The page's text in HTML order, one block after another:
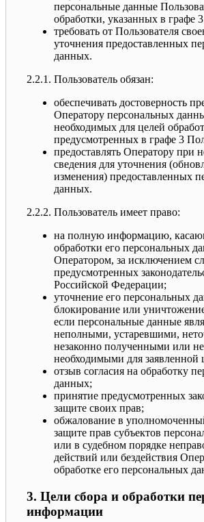
персональные данные
обработки, указанных в графе
требовать от Пользователя
уточнения предоставленных
данных.
2.2.1. Пользователь обязан:
обеспечивать достоверность
Оператору персональных
необходимых для целей
предусмотренных в графе 3
предоставлять Оператору при
сведения для уточнения
изменения) предоставленных
данных.
2.2.2. Пользователь имеет право:
на полную информацию,
обработки его персональных
Оператором, за исключением
предусмотренных
Российской Федерации;
уточнение его персональных
блокирование или
если персональные данные
неполными, устаревшими,
незаконно полученными или
необходимыми для заявленной
отзыв согласия на обработку
данных;
принятие предусмотренных
защите своих прав;
обжалование в
защите прав субъектов
или в судебном порядке
действий или бездействия
обработке его персональных
3. Цели сбора и обработки
информации